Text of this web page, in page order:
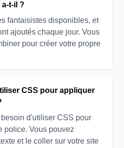
t-il ?
fantaisistes disponibles, et
ajoutés chaque jour. Vous
pour créer votre propre
CSS pour appliquer
d'utiliser CSS pour
police. Vous pouvez
et le coller sur votre site